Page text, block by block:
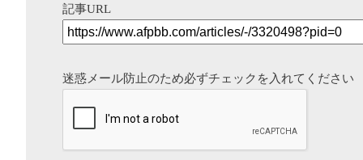
記事URL
迷惑メール防止のため必ずチェックを入れてください